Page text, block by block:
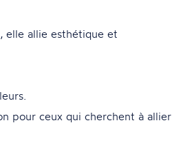
elle allie esthétique et
pour ceux qui cherchent à allier